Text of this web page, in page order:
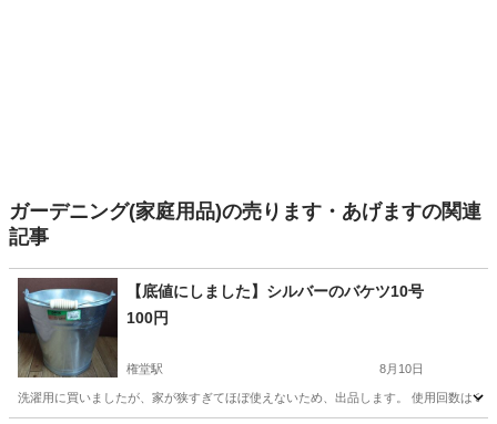
ガーデニング(家庭用品)の売ります・あげますの関連
記事
【底値にしました】シルバーのバケツ10号
100円
権堂駅 8月10日
洗濯用に買いましたが、家が狭すぎてほぼ使えないため、出品します。 使用回数は